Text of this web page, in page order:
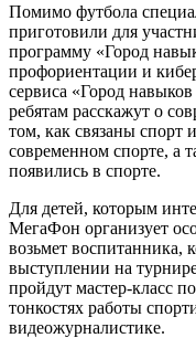
Помимо футбола
приготовили для
программу «Город
профориентации и
сервиса «Город
ребятам расскажут о
том, как связаны спорт
современном спорте, а
появились в спорте.
Для детей, которым
МегаФон организует
возьмет воспитанника,
выступлении на
пройдут мастер-класс
тонкостях работы
видеожурналистике.